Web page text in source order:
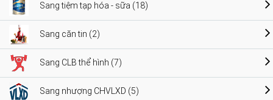
Sang tiệm tạp hóa - sữa (18)
Sang căn tin (2)
Sang CLB thể hình (7)
Sang nhượng CHVLXD (5)